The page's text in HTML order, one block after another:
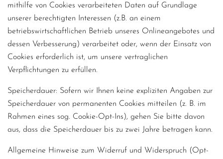
mithilfe von Cookies verarbeiteten Daten auf Grundlage
unserer berechtigten Interessen (z.B. an einem
betriebswirtschaftlichen Betrieb unseres Onlineangebotes und
dessen Verbesserung) verarbeitet oder, wenn der Einsatz von
Cookies erforderlich ist, um unsere vertraglichen
Verpflichtungen zu erfüllen.
Speicherdauer: Sofern wir Ihnen keine expliziten Angaben zur
Speicherdauer von permanenten Cookies mitteilen (z. B. im
Rahmen eines sog. Cookie-Opt-Ins), gehen Sie bitte davon
aus, dass die Speicherdauer bis zu zwei Jahre betragen kann.
Allgemeine Hinweise zum Widerruf und Widerspruch (Opt-